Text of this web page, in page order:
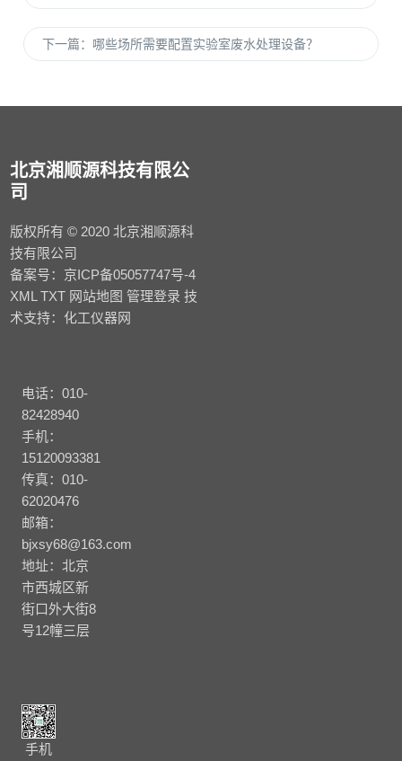
下一篇： 哪些场所需要配置实验室废水处理设备？
北京湘顺源科技有限公
司
版权所有 © 2020 北京湘顺源科
技有限公司
备案号： 京ICP备05057747号-4
XML TXT 网站地图 管理登录 技
术支持：化工仪器网
电话：010-
82428940
手机：
15120093381
传真：010-
62020476
邮箱：
bjxsy68@163.com
地址：北京
市西城区新
街口外大街8
号12幢三层
手机